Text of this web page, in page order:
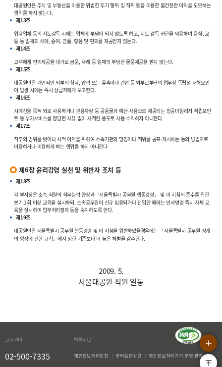
대공원인은 주식 및 부동산을 이용한 위법한 투기 행위 및 직위 등을 이용한 불건전한 이익을 도모하는
행위를 하지 않는다.
제13조
위탁업체 등의 지도감독 시에는 업체에 부담이 되지 않도록 하고, 지도 감독 권한을 악용하여 음식․교
통 등 일체의 사례, 증여, 금품, 향응 및 편의를 제공받지 않는다.
제14조
고객에게 편의제공을 대가로 금품, 사례 등 일체의 부당한 물품제공을 받지 않는다.
제15조
대공원인은 개인적인 외부의 청탁, 압력 또는 유혹이나 간섭 등 외부로부터의 업무상 독립성 저해요인
이 발생 시에는 즉시 상급자에게 보고한다.
제16조
시예산을 목적 외로 사용하거나 관용차량 등 공용물과 예산 사용으로 제공되는 항공마일리지·적립포인
트 등 부가서비스를 정당한 사유 없이 사적인 용도로 사용·수익하지 아니한다.
제17조
직무의 범위를 벗어나 사적 이익을 위하여 소속기관의 명칭이나 직위를 공표·게시하는 등의 방법으로
이용하거나 이용하게 하는 행위를 하지 아니한다
제6장 윤리강령 실천 및 위반자 조치 등
제18조
각 부서장은 소속 직원의 직무능력 향상과『서울특별시 공무원 행동강령』 및 이 지침의 준수를 위한
분기 1회 이상 교육을 실시하되, 소속공무원이 신규 임용되거나 전입한 때에는 인사명령 즉시 자체 교
육을 실시하여 업무처리절차 등을 숙지하도록 한다.
제19조
대공원인은 서울특별시 공무원 행동강령 및 이 지침을 위반하였을경우에는 『서울특별시 공무원 징계
의 양정에 관한 규칙』에서 정한 기준보다 더 높은 처벌을 감수한다.
2009. 5.
서울대공원 직원 일동
고객센터
02-500-7335
법률정보
개인정보처리방침 윤리실천강령 영상정보처리기기 운영·관리 방침